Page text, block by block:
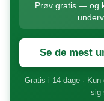
Prøv gratis — og
Se de mest
Gratis i 14 dage ·
sig